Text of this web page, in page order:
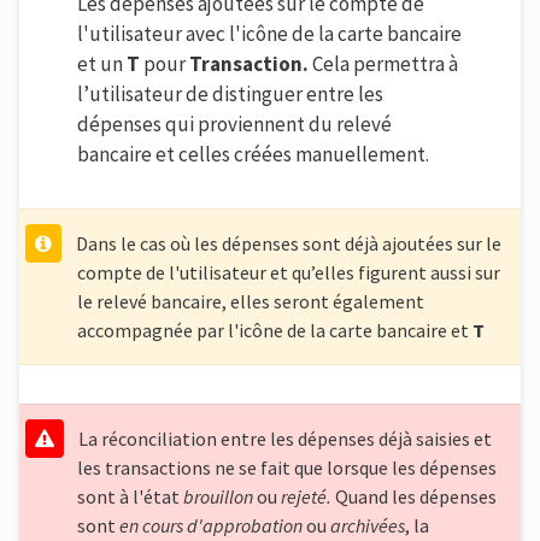
l'utilisateur avec l'icône de la carte bancaire
et unT pourTransaction.Cela permettra à
l’utilisateur de distinguer entre les
dépenses qui proviennent du relevé
bancaire et celles créées manuellement.
Dans le cas où les dépenses sont déjà ajoutées sur le
compte de l'utilisateur et qu’elles figurent aussi sur
le relevé bancaire, elles seront également
accompagnée par l'icône de la carte bancaire et T
La réconciliation entre les dépenses déjà saisies et
les transactions ne se fait que lorsque les dépenses
sont à l'état brouillonou rejeté. Quand les dépenses
sont en cours d'approbationou archivées, la